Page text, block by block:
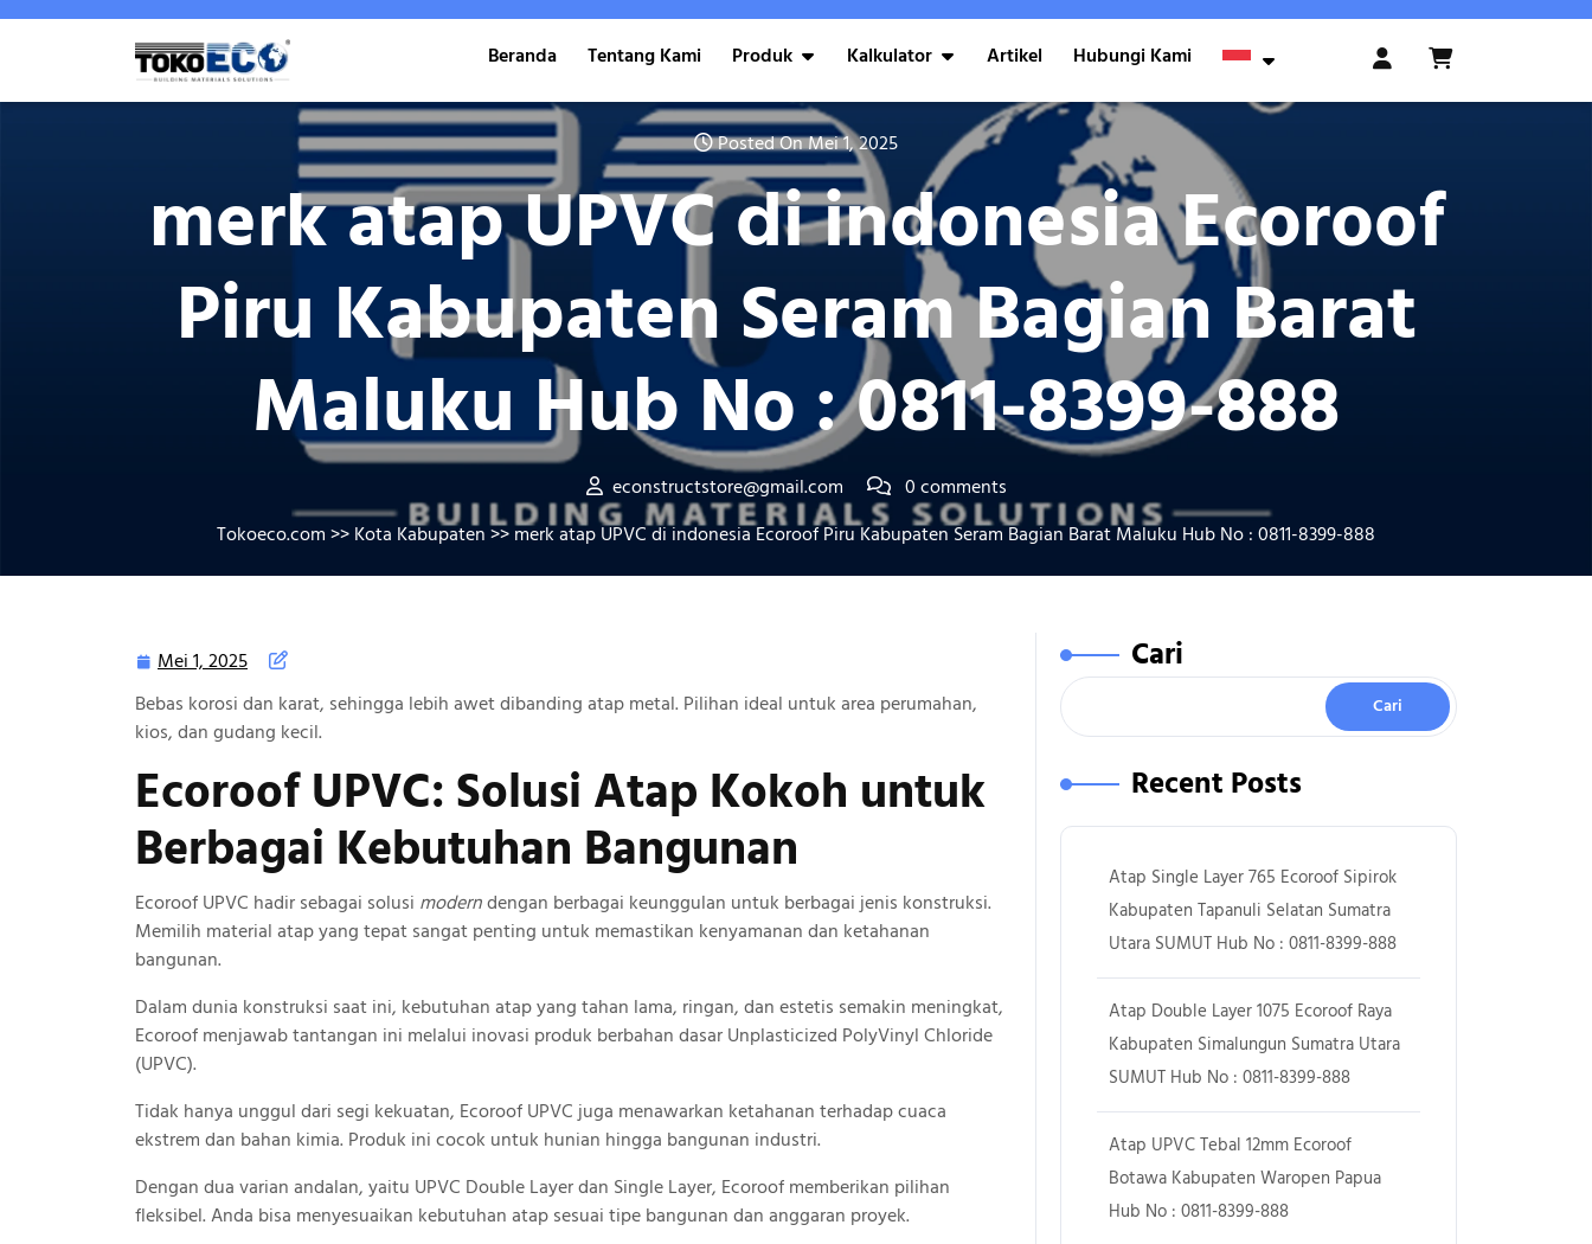
Skip
Beranda Tentang Kami Produk Kalkulator Artikel Hubungi Kami
Login
Posted On Mei 1, 2025
merk atap UPVC di indonesia Ecoroof
Piru Kabupaten Seram Bagian Barat
Maluku Hub No : 0811-8399-888
econstructstore@gmail.com
0 comments
Tokoeco.com >> Kota Kabupaten >> merk atap UPVC di indonesia Ecoroof Piru Kabupaten Seram Bagian Barat Maluku Hub No : 0811-8399-888
Mei 1, 2025 Mei
1,
2025
Bebas korosi dan karat, sehingga lebih awet dibanding atap metal. Pilihan ideal untuk area perumahan,
kios, dan gudang kecil.
Ecoroof UPVC: Solusi Atap Kokoh untuk
Berbagai Kebutuhan Bangunan
Ecoroof UPVC hadir sebagai solusi moderndengan berbagai keunggulan untuk berbagai jenis konstruksi.
Memilih material atap yang tepat sangat penting untuk memastikan kenyamanan dan ketahanan
bangunan.
Dalam dunia konstruksi saat ini, kebutuhan atap yang tahan lama, ringan, dan estetis semakin meningkat,
Ecoroof menjawab tantangan ini melalui inovasi produk berbahan dasar Unplasticized PolyVinyl Chloride
(UPVC).
Tidak hanya unggul dari segi kekuatan, Ecoroof UPVC juga menawarkan ketahanan terhadap cuaca
ekstrem dan bahan kimia. Produk ini cocok untuk hunian hingga bangunan industri.
Dengan dua varian andalan, yaitu UPVC Double Layer dan Single Layer, Ecoroof memberikan pilihan
fleksibel. Anda bisa menyesuaikan kebutuhan atap sesuai tipe bangunan dan anggaran proyek.
Cari
Cari
Recent Posts
Atap Single Layer 765 Ecoroof Sipirok
Kabupaten Tapanuli Selatan Sumatra
Utara SUMUT Hub No : 0811-8399-888
Atap Double Layer 1075 Ecoroof Raya
Kabupaten Simalungun Sumatra Utara
SUMUT Hub No : 0811-8399-888
Atap UPVC Tebal 12mm Ecoroof
Botawa Kabupaten Waropen Papua
Hub No : 0811-8399-888